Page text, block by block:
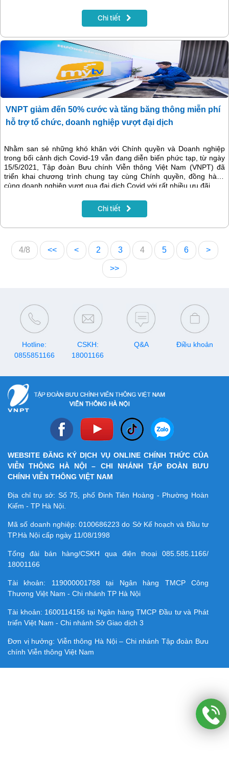
Chi tiết
VNPT giảm đến 50% cước và tăng băng thông miễn phí
hỗ trợ tổ chức, doanh nghiệp vượt đại dịch
Nhằm san sẻ những khó khăn với Chính quyền và Doanh nghiệp
trong bối cảnh dịch Covid-19 vẫn đang diễn biến phức tạp, từ ngày
15/5/2021, Tập đoàn Bưu chính Viễn thông Việt Nam (VNPT) đã
triển khai chương trình chung tay cùng Chính quyền, đồng hành
cùng doanh nghiệp vượt qua đại dịch Covid với rất nhiều ưu đãi.
Chi tiết
4/8 << < 2 3 4 5 6 >
>>
Hotline:
0855851166
CSKH:
18001166
Q&A Điều khoản
WEBSITE ĐĂNG KÝ DỊCH VỤ ONLINE CHÍNH THỨC CỦA
VIỄN THÔNG HÀ NỘI – CHI NHÁNH TẬP ĐOÀN BƯU
CHÍNH VIỄN THÔNG VIỆT NAM
Địa chỉ trụ sở: Số 75, phố Đinh Tiên Hoàng - Phường Hoàn
Kiếm - TP Hà Nội.
Mã số doanh nghiệp:0100686223 do Sở Kế hoạch và Đầu tư
TP.Hà Nội cấp ngày 11/08/1998
Tổng đài bán hàng/CSKH qua điện thoại 085.585.1166/
18001166
Tài khoản: 119000001788 tại Ngân hàng TMCP Công
Thương Việt Nam - Chi nhánh TP Hà Nội
Tài khoản: 1600114156 tại Ngân hàng TMCP Ðầu tư và Phát
triển Việt Nam - Chi nhánh Sở Giao dịch 3
Đơn vị hưởng: Viễn thông Hà Nội – Chi nhánh Tập đoàn Bưu
chính Viễn thông Việt Nam